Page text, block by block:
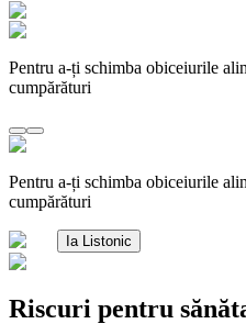
Pentru a-ți schimba obiceiurile
cumpărături
Pentru a-ți schimba obiceiurile
cumpărături
Ia Listonic
Riscuri pentru